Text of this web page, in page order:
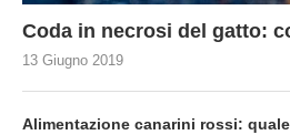
Coda in necrosi del gatto:
13 Giugno 2019
Alimentazione canarini rossi: